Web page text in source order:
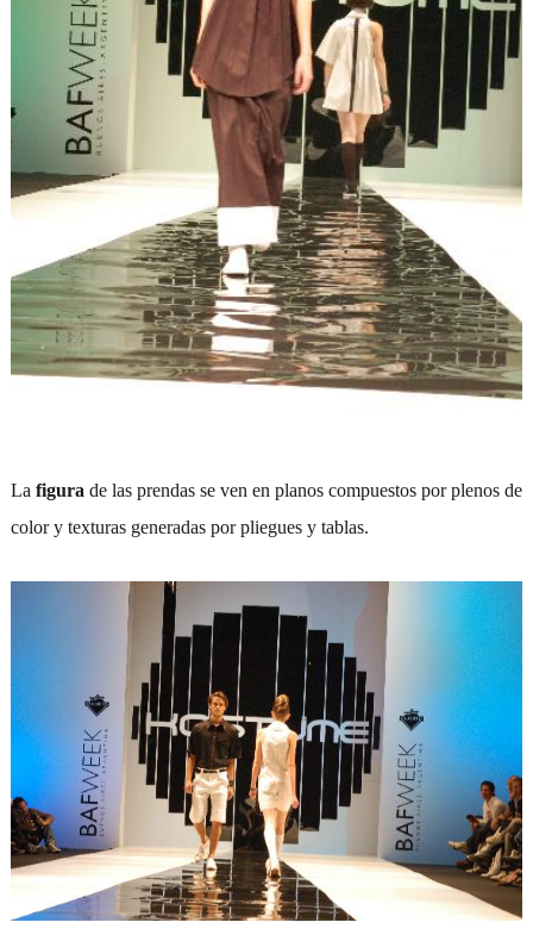
La figura de las prendas se ven en planos compuestos por plenos de
color y texturas generadas por pliegues y tablas.